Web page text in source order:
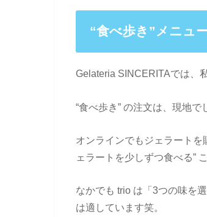
“食べ歩き”メニュ
Gelateria SINCERITAでは、
“食べ歩き” の注文は、現地で
オンラインでもジェラートを
ェラートを少しずつ食べる”
なかでも trio は「3つの味を
は適しています笑。